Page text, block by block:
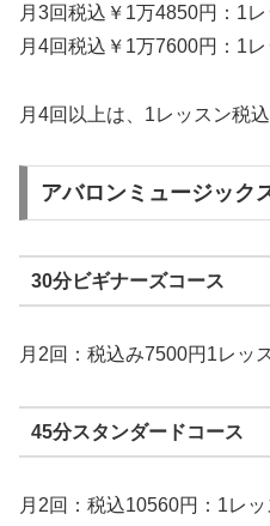
月3回税込￥1万4850円：1
月4回税込￥1万7600円：1
月4回以上は、1レッスン税
アバロンミュージック
30分ビギナーズコース
月2回：税込み7500円1レッ
45分スタンダードコース
月2回：税込10560円：1レ